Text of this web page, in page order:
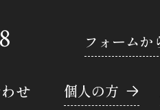
フォームか
せ 個人の方